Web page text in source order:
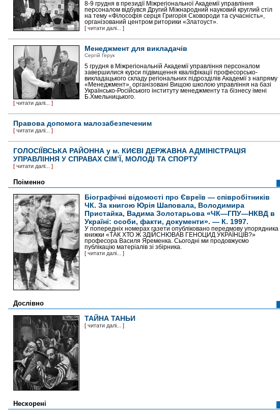
8-9 грудня в президії Міжрегіональної Академії управління
персоналом відбувся Другий Міжнародний науковий круглий стіл
на тему «Філософія серця Григорія Сковороди та сучасність»,
організований центром риторики «Златоуст».
[ читати далі... ]
Менеджмент для викладачів
Сергій Герук
5 грудня в Міжрегіональній Академії управлін­ня персоналом
завершилися курси підвищення кваліфікації професорсько-
викладацького складу регіональних підрозділів Академії з напряму
«Менеджмент», організовані Вищою школою управління на базі
Українсько-Російського інституту менеджменту та бізнесу імені
Б.Хмельницького.
[ читати далі... ]
Правова допомога малоза­безпеченим
[ читати далі... ]
ГОЛОСІЇВСЬКА РАЙОННА у м. КИЄВІ ДЕРЖАВНА АДМІНІСТРАЦІЯ
УПРАВЛІННЯ У СПРАВАХ СІМ’Ї, МОЛОДІ ТА СПОРТУ
[ читати далі... ]
Поіменно
Біографічні відомості про Євреїв — співробітників
ЧК. За книгою Юрія Шаповала, Володимира
Пристайка, Вадима Золотарьова «ЧК—ГПУ—НКВД в
Україні: особи, факти, документи». — К. 1997.
У попередніх номерах газети опубліковано передмову упорядника
книжки «ТАК ХТО Ж ЗДІЙСНЮВАВ ГЕНОЦИД УКРАЇНЦІВ?»
професора Василя Яременка. Сьогодні ми продовжуємо
публікацію матеріалів зі збірника.
[ читати далі... ]
Дослівно
ТАЙНА ТАНЬИ
[ читати далі... ]
Нескорені